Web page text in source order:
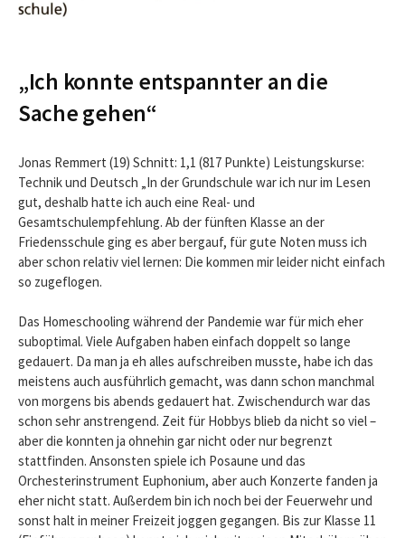
„Ich konnte entspannter an die
Sache gehen“
Jonas Remmert (19) Schnitt: 1,1 (817 Punkte) Leistungskurse:
Technik und Deutsch „In der Grundschule war ich nur im Lesen
gut, deshalb hatte ich auch eine Real- und
Gesamtschulempfehlung. Ab der fünften Klasse an der
Friedensschule ging es aber bergauf, für gute Noten muss ich
aber schon relativ viel lernen: Die kommen mir leider nicht einfach
so zugeflogen.
Das Homeschooling während der Pandemie war für mich eher
suboptimal. Viele Aufgaben haben einfach doppelt so lange
gedauert. Da man ja eh alles aufschreiben musste, habe ich das
meistens auch ausführlich gemacht, was dann schon manchmal
von morgens bis abends gedauert hat. Zwischendurch war das
schon sehr anstrengend. Zeit für Hobbys blieb da nicht so viel –
aber die konnten ja ohnehin gar nicht oder nur begrenzt
stattfinden. Ansonsten spiele ich Posaune und das
Orchesterinstrument Euphonium, aber auch Konzerte fanden ja
eher nicht statt. Außerdem bin ich noch bei der Feuerwehr und
sonst halt in meiner Freizeit joggen gegangen. Bis zur Klasse 11